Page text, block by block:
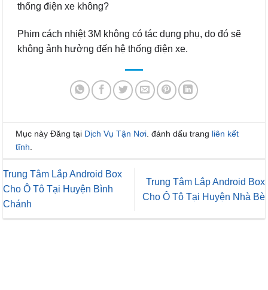
thống điện xe không?
Phim cách nhiệt 3M không có tác dụng phụ, do đó sẽ
không ảnh hưởng đến hệ thống điện xe.
Mục này Đăng tại Dịch Vụ Tận Nơi . đánh dấu trang liên kết
tĩnh
Trung Tâm Lắp Android Box
Cho Ô Tô Tại Huyện Bình
Chánh
Trung Tâm Lắp Android Box
Cho Ô Tô Tại Huyện Nhà Bè